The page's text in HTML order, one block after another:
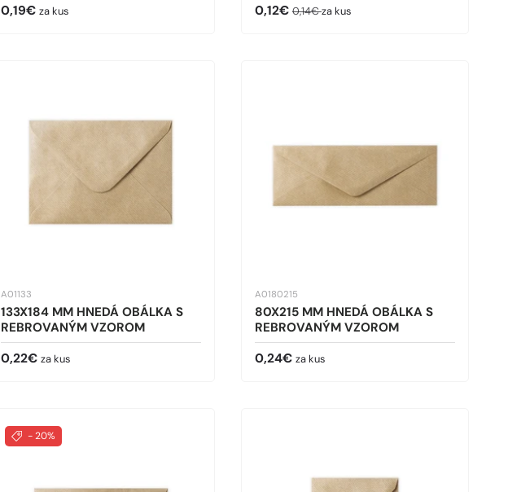
Bežná cena
0,19€ za kus
Predajná cena
0,12€ Bežná cena
0,14€za kus
A01133
133X184 MM HNEDÁ OBÁLKA S
REBROVANÝM VZOROM
Bežná cena
0,22€ za kus
A0180215
80X215 MM HNEDÁ OBÁLKA S
REBROVANÝM VZOROM
Bežná cena
0,24€ za kus
- 20%